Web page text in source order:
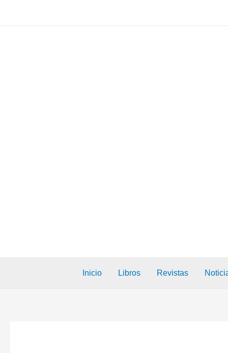
Inicio Libros Revistas